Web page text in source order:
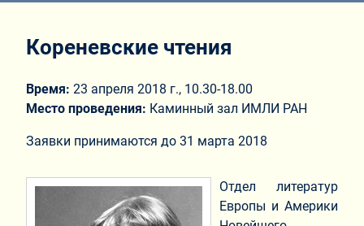
Кореневские чтения
Время: 23 апреля 2018 г., 10.30-18.00
Место проведения: Каминный зал ИМЛИ РАН
Заявки принимаются до 31 марта 2018
Отдел литератур
Европы и Америки